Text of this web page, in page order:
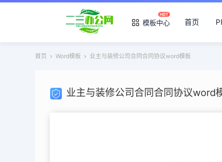
模板中心 首页
首页 Word模板 业主与装修公司合同合同协议word模板
业主与装修公司合同合同协议word